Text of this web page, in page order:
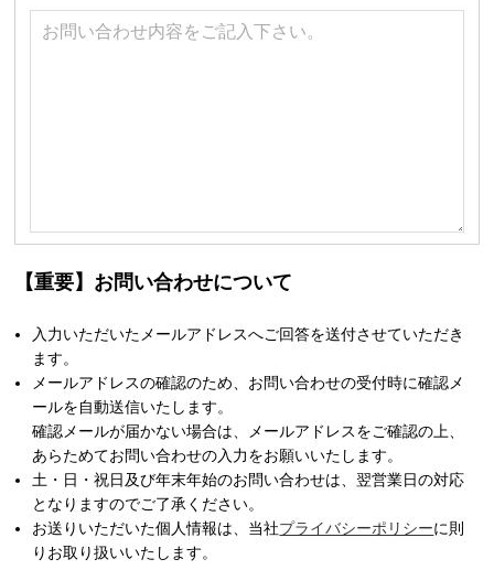
【重要】お問い合わせについて
入力いただいたメールアドレスへご回答を送付させていただき
ます。
メールアドレスの確認のため、お問い合わせの受付時に確認メ
ールを自動送信いたします。
確認メールが届かない場合は、メールアドレスをご確認の上、
あらためてお問い合わせの入力をお願いいたします。
土・日・祝日及び年末年始のお問い合わせは、翌営業日の対応
となりますのでご了承ください。
お送りいただいた個人情報は、当社プライバシーポリシーに則
りお取り扱いいたします。